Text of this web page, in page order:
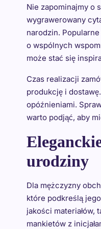
Nie zapominajmy o
wygrawerowany
narodzin.
o wspólnych
może stać się
Czas realizacji
produkcję i
opóźnieniami.
warto podjąć, aby
urodziny
Dla mężczyzny
które podkreślą
jakości materiałów,
mankietów z